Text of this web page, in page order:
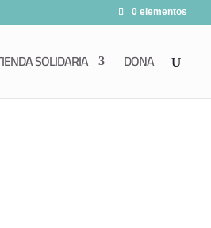
0 elementos
SOLIDARIA DONA